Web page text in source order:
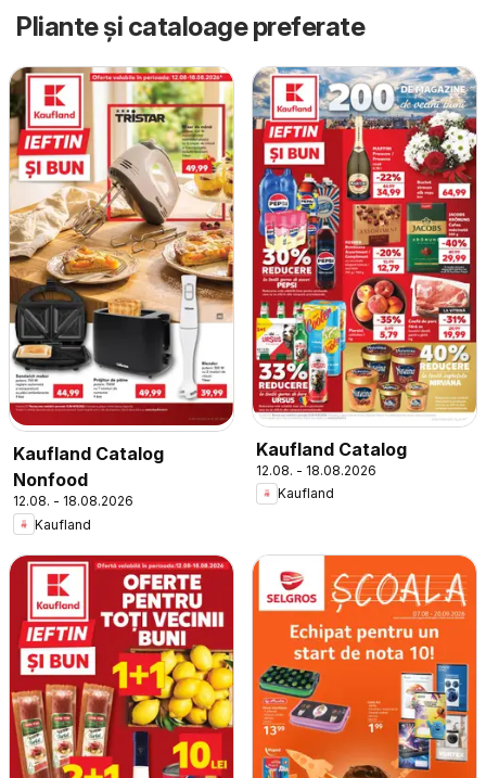
Pliante și cataloage preferate
Kaufland Catalog
Nonfood
12.08. - 18.08.2026
Kaufland
Kaufland Catalog
12.08. - 18.08.2026
Kaufland